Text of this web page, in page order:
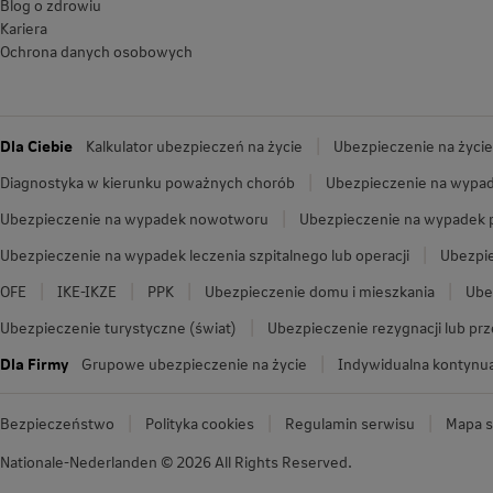
Blog o zdrowiu
Kariera
Ochrona danych osobowych
Dla Ciebie Kalkulator ubezpieczeń na życie Ubezpieczenie na życie
Diagnostyka w kierunku poważnych chorób
Ubezpieczenie na
Ubezpieczenie na wypadek nowotworu
Ubezpieczenie na wypadek
Ubezpieczenie na wypadek leczenia szpitalnego lub operacji
OFE
IKE-IKZE PPK Ubezpieczenie domu i mieszkania
Ubezpieczenie turystyczne (świat)
Ubezpieczenie rezygnacji lub
Dla Firmy
Grupowe ubezpieczenie na życie Indywidualna
Bezpieczeństwo Polityka cookies Regulamin serwisu
Mapa
Nationale-Nederlanden © 2026 All Rights Reserved.